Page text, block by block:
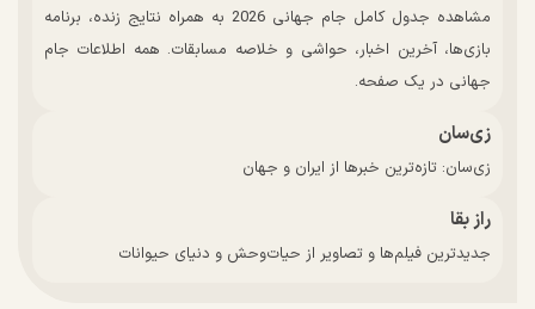
مشاهده جدول کامل جام جهانی 2026 به همراه نتایج زنده، برنامه
بازی‌ها، آخرین اخبار، حواشی و خلاصه مسابقات. همه اطلاعات جام
جهانی در یک صفحه.
زی‌سان
زی‌سان: تازه‌ترین خبرها از ایران و جهان
راز بقا
جدیدترین فیلم‌ها و تصاویر از حیات‌وحش و دنیای حیوانات